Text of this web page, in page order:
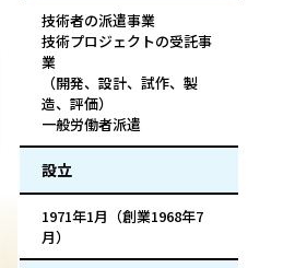
技術者の派遣事業
技術プロジェクトの受託事
業
（開発、設計、試作、製
造、評価）
一般労働者派遣
設立
1971年1月（創業1968年7
月）